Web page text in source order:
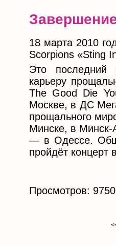
18 марта 2010
Scorpions «Sting
Это последний
карьеру
The Good Die
Москве, в ДС
прощального
Минске, в Минск-
― в Одессе.
пройдёт концерт
Просмотров: 9750